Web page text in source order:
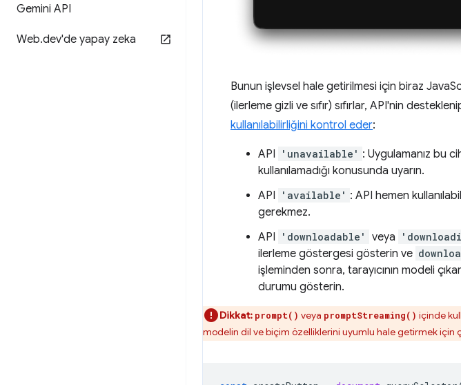
Gemini API
Web.dev'de yapay zeka
Bunun işlevsel hale getirilmesi için biraz
(ilerleme gizli ve sıfır) sıfırlar, API'nin
kullanılabilirliğini kontrol eder:
API 'unavailable' : Uygulamanız bu
kullanılamadığı konusunda uyarın.
API
'available' : API hemen
gerekmez.
API
'downloadable' veya
ilerleme göstergesi gösterin ve
işleminden sonra, tarayıcının modeli
durumu gösterin.
Dikkat: prompt() veya promptStreaming() içinde
modelin dil ve biçim özelliklerini uyumlu hale getirmek için